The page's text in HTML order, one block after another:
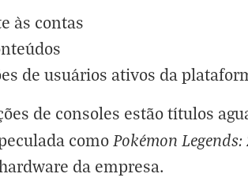
às contas
de usuários ativos da
de consoles estão títulos
como Pokémon Legends:
da empresa.